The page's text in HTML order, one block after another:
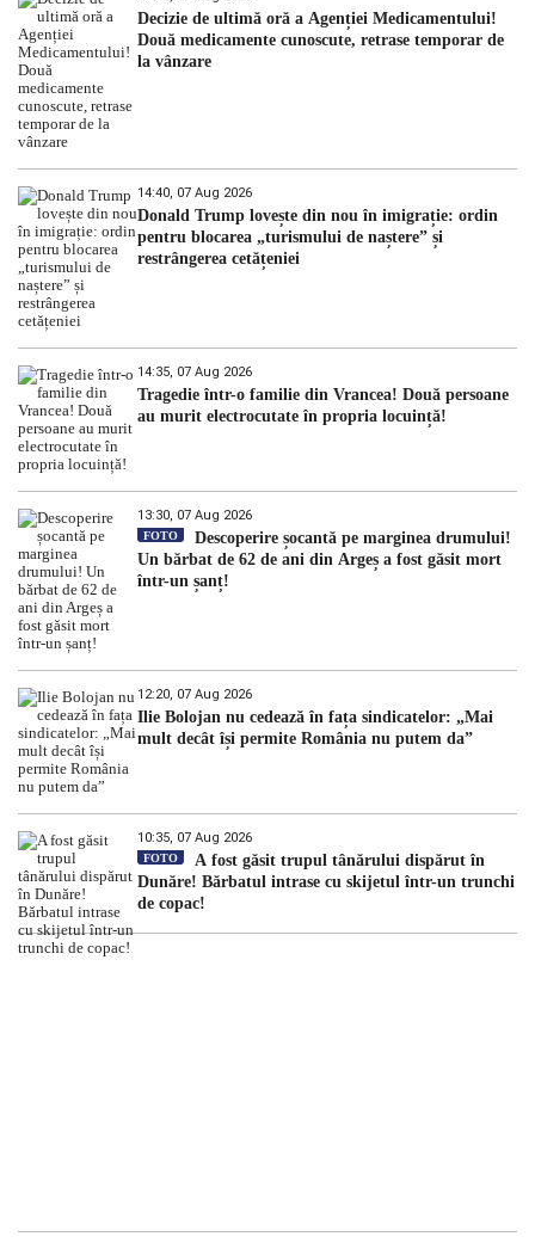
Decizie de ultimă oră a Agenției Medicamentului!
Două medicamente cunoscute, retrase temporar de
la vânzare
14:40, 07 Aug 2026
Donald Trump lovește din nou în imigrație: ordin
pentru blocarea „turismului de naștere” și
restrângerea cetățeniei
14:35, 07 Aug 2026
Tragedie într-o familie din Vrancea! Două persoane
au murit electrocutate în propria locuință!
13:30, 07 Aug 2026
FOTO
Descoperire șocantă pe marginea drumului!
Un bărbat de 62 de ani din Argeș a fost găsit mort
într-un șanț!
12:20, 07 Aug 2026
Ilie Bolojan nu cedează în fața sindicatelor: „Mai
mult decât își permite România nu putem da”
10:35, 07 Aug 2026
FOTO
A fost găsit trupul tânărului dispărut în
Dunăre! Bărbatul intrase cu skijetul într-un trunchi
de copac!